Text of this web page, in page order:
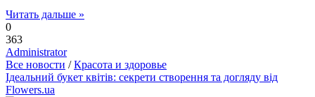
Читать дальше »
0
363
Administrator
Все новости /Красота и здоровье
Ідеальний букет квітів: секрети створення та догляду від
Flowers.ua